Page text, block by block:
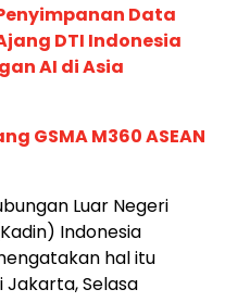
Data
DTI Indonesia
AI di Asia
GSMA M360 ASEAN
Luar Negeri
Indonesia
hal itu
Selasa